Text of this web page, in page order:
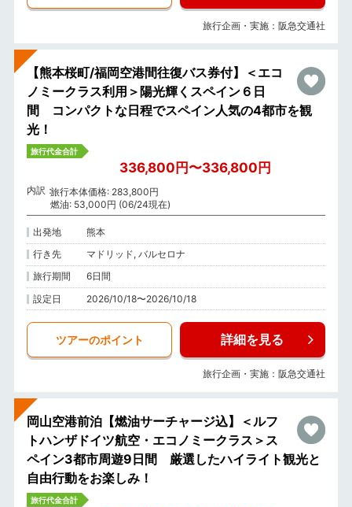
旅行企画・実施：阪急交通社
【熊本桜町/福岡空港間往復バス券付】＜エコ
ノミークラス利用＞陽光輝くスペイン６日
間 コンパクトな日程でスペイン人気の4都市を観
光！
旅行代金合計
336,800円〜336,800円
内訳 旅行本体価格: 283,800円
燃油: 53,000円 (06/24現在)
出発地
熊本
行き先
マドリッド, バルセロナ
旅行期間
6日間
設定日
2026/10/18〜2026/10/18
ツアーのポイント 詳細を見る
旅行企画・実施：阪急交通社
岡山空港前泊【燃油サーチャージ込】＜ルフ
トハンザドイツ航空・エコノミークラス＞ス
ペイン3都市周遊9日間 厳選したハイライト観光と
自由行動をお楽しみ！
旅行代金合計